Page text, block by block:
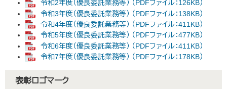
令和2年度（優良委託業務等） （PDFファイル：126KB）
令和3年度（優良委託業務等） （PDFファイル：138KB）
令和4年度（優良委託業務等） （PDFファイル：411KB）
令和5年度（優良委託業務等） （PDFファイル：477KB）
令和6年度（優良委託業務等） （PDFファイル：411KB）
令和7年度（優良委託業務等） （PDFファイル：178KB）
表彰ロゴマーク